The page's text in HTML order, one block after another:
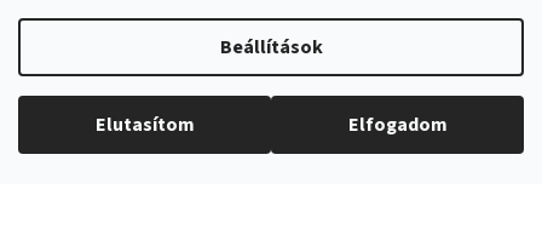
Beállítások
Elutasítom Elfogadom